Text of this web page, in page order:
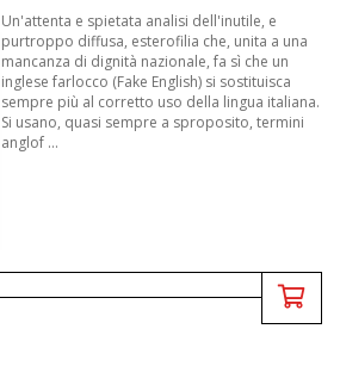
Un'attenta e spietata analisi dell'inutile, e
purtroppo diffusa, esterofilia che, unita a una
mancanza di dignità nazionale, fa sì che un
inglese farlocco (Fake English) si sostituisca
sempre più al corretto uso della lingua italiana.
Si usano, quasi sempre a sproposito, termini
anglof ...